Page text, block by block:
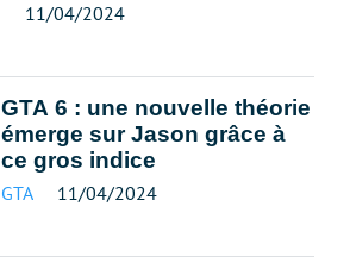
11/04/2024
GTA 6 : une nouvelle théorie
émerge sur Jason grâce à
ce gros indice
GTA 11/04/2024